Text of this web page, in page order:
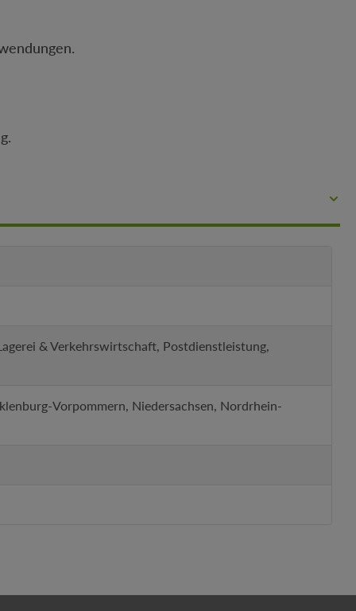
& Verkehrswirtschaft, Postdienstleistung,
Vorpommern, Niedersachsen, Nordrhein-